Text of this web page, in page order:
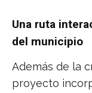
Una ruta
del municipio
Además de la
proyecto